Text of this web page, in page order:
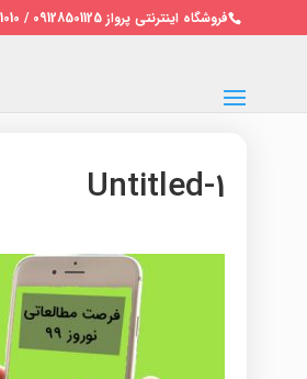
فروشگاه اینترنتی پرواز 09128501125 / 02122691010
Untitled-1